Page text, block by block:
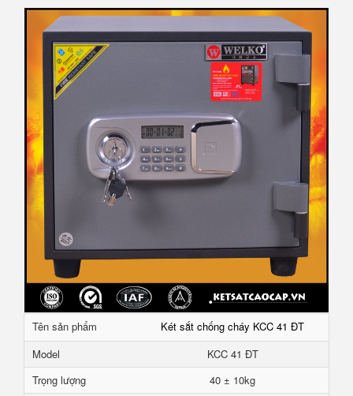
Tên sản phẩm
Két sắt chống cháy KCC 41 ĐT
Model
KCC 41 ĐT
Trọng lượng
40 ± 10kg